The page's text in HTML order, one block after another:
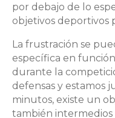
por debajo de lo
objetivos deportivos
La frustración se
específica en
durante la
defensas y estamos
minutos, existe un
también intermedios